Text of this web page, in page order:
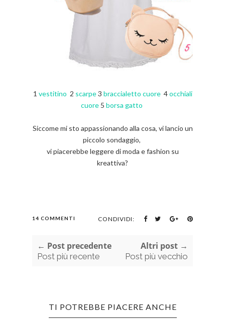
1 vestitino 2 scarpe 3 braccialetto cuore 4occhiali
cuore 5 borsa gatto
Siccome mi sto appassionando alla cosa, vi lancio un
piccolo sondaggio,
vi piacerebbe leggere di moda e fashion su
kreattiva?
14 COMMENTI CONDIVIDI:
← Post precedente
Post più recente
Altri post →
Post più vecchio
TI POTREBBE PIACERE ANCHE